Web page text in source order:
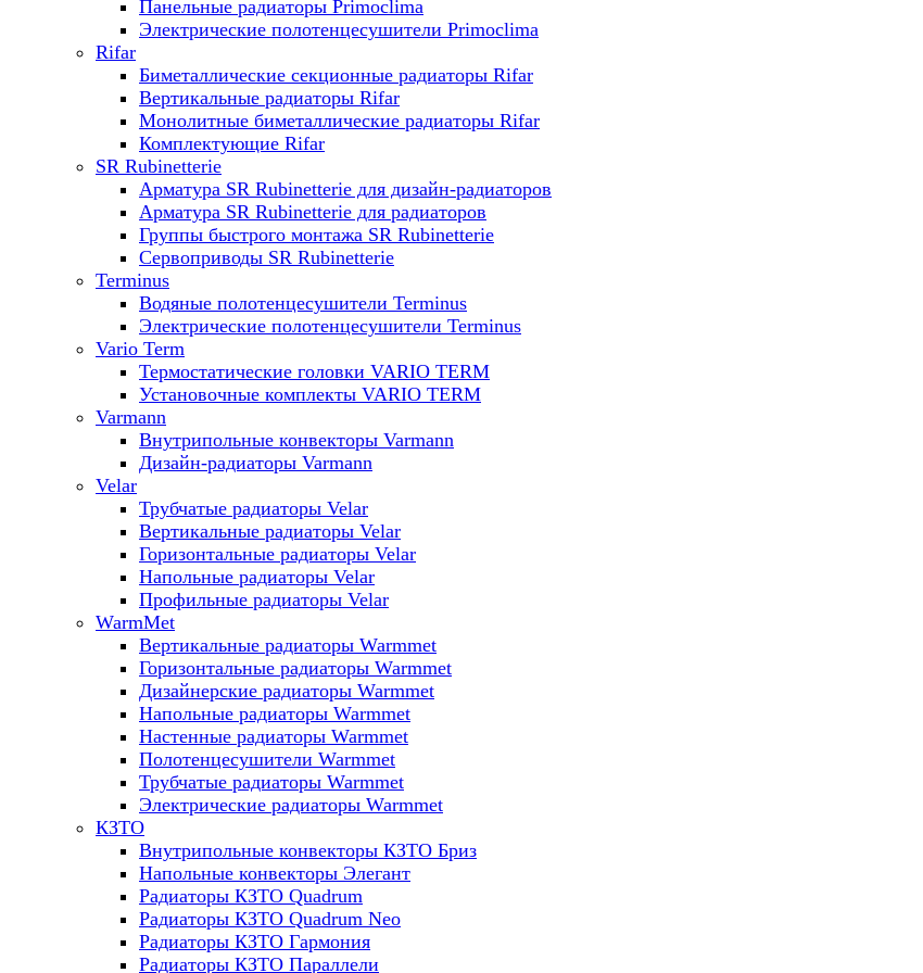
Панельные радиаторы Primoclima
Электрические полотенцесушители Primoclima
Rifar
Биметаллические секционные радиаторы Rifar
Вертикальные радиаторы Rifar
Монолитные биметаллические радиаторы Rifar
Комплектующие Rifar
SR Rubinetterie
Арматура SR Rubinetterie для дизайн-радиаторов
Арматура SR Rubinetterie для радиаторов
Группы быстрого монтажа SR Rubinetterie
Сервоприводы SR Rubinetterie
Terminus
Водяные полотенцесушители Terminus
Электрические полотенцесушители Terminus
Vario Term
Термостатические головки VARIO TERM
Установочные комплекты VARIO TERM
Varmann
Внутрипольные конвекторы Varmann
Дизайн-радиаторы Varmann
Velar
Трубчатые радиаторы Velar
Вертикальные радиаторы Velar
Горизонтальные радиаторы Velar
Напольные радиаторы Velar
Профильные радиаторы Velar
WarmMet
Вертикальные радиаторы Warmmet
Горизонтальные радиаторы Warmmet
Дизайнерские радиаторы Warmmet
Напольные радиаторы Warmmet
Настенные радиаторы Warmmet
Полотенцесушители Warmmet
Трубчатые радиаторы Warmmet
Электрические радиаторы Warmmet
КЗТО
Внутрипольные конвекторы КЗТО Бриз
Напольные конвекторы Элегант
Радиаторы КЗТО Quadrum
Радиаторы КЗТО Quadrum Neo
Радиаторы КЗТО Гармония
Радиаторы КЗТО Параллели